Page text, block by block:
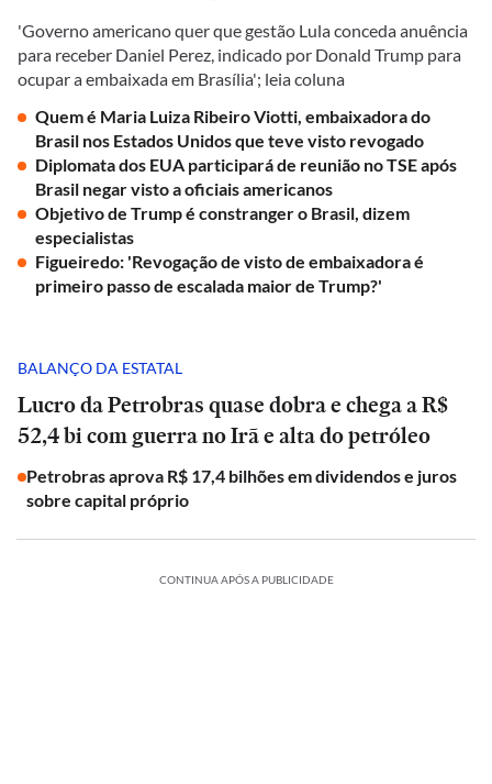
'Governo americano quer que gestão Lula conceda anuência
para receber Daniel Perez, indicado por Donald Trump para
ocupar a embaixada em Brasília'; leia coluna
Quem é Maria Luiza Ribeiro Viotti, embaixadora do
Brasil nos Estados Unidos que teve visto revogado
Diplomata dos EUA participará de reunião no TSE após
Brasil negar visto a oficiais americanos
Objetivo de Trump é constranger o Brasil, dizem
especialistas
Figueiredo: 'Revogação de visto de embaixadora é
primeiro passo de escalada maior de Trump?'
BALANÇO DA ESTATAL
Lucro da Petrobras quase dobra e chega a R$
52,4 bi com guerra no Irã e alta do petróleo
Petrobras aprova R$ 17,4 bilhões em dividendos e juros
sobre capital próprio
CONTINUA APÓS A PUBLICIDADE